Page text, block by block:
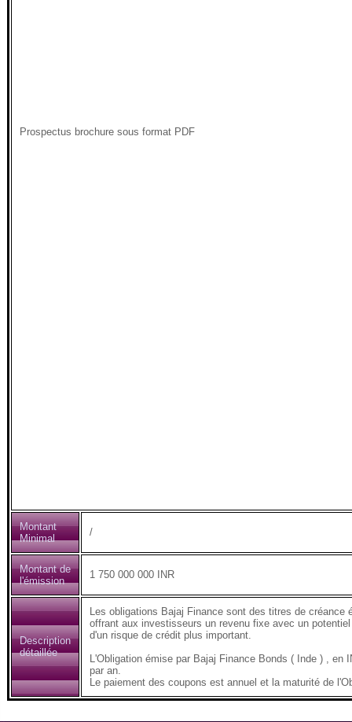
Prospectus brochure sous format PDF
Montant
Minimal
/
Montant de
l'émission
1 750 000 000 INR
Description
détaillée
Les obligations Bajaj Finance sont des titres de
offrant aux investisseurs un revenu fixe avec un
d'un risque de crédit plus important.
L'Obligation émise par Bajaj Finance Bonds ( Inde ) ,
par an.
Le paiement des coupons est annuel et la maturité de